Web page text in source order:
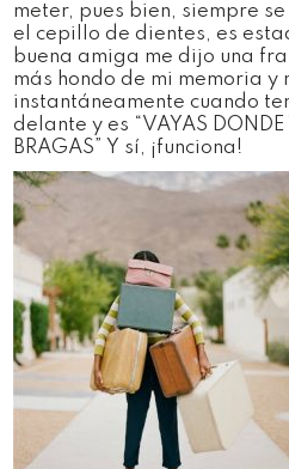
meter, pues bien, siempre
el cepillo de dientes, es
buena amiga me dijo una
más hondo de mi memoria y
instantáneamente cuando
delante y es “VAYAS DONDE
BRAGAS” Y sí, ¡funciona!